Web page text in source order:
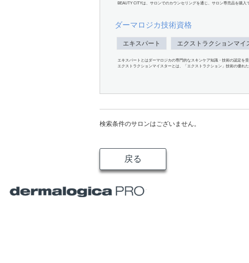
BEAUTY CITYは、サロンでのカウンセリングを通じ、サロン専売品を購入
ダーマロジカ技術資格
エキスパート エクストラクションマイ
エキスパートとはダーマロジカの専門的なスキンケア知識・技術の認定を
エクストラクションマイスターとは、「エクストラクション」技術の優れた
検索条件のサロンはございません。
戻る